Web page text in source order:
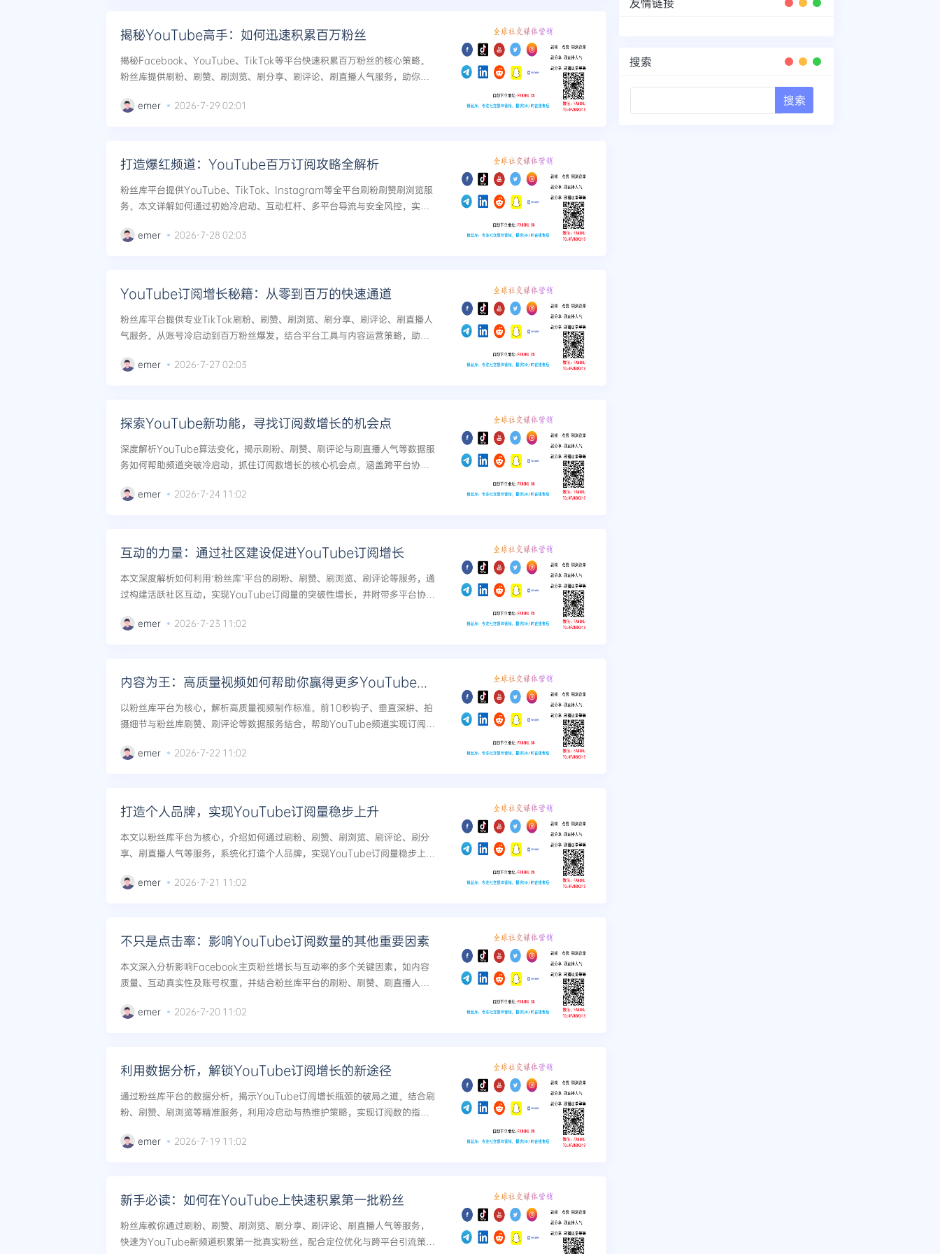
揭秘YouTube高手：如何迅速积累百万粉丝
揭秘Facebook、YouTube、TikTok等平台快速积累百万粉丝的核心策略。
粉丝库提供刷粉、刷赞、刷浏览、刷分享、刷评论、刷直播人气服务，助你从
emer 2026-7-29 02:01
打造爆红频道：YouTube百万订阅攻略全解析
粉丝库平台提供YouTube、TikTok、Instagram等全平台刷粉刷赞刷浏览服
务。本文详解如何通过初始冷启动、互动杠杆、多平台导流与安全风控，实现Y
emer 2026-7-28 02:03
YouTube订阅增长秘籍：从零到百万的快速通道
粉丝库平台提供专业TikTok刷粉、刷赞、刷浏览、刷分享、刷评论、刷直播人
气服务。从账号冷启动到百万粉丝爆发，结合平台工具与内容运营策略，助你
emer 2026-7-27 02:03
探索YouTube新功能，寻找订阅数增长的机会点
深度解析YouTube算法变化，揭示刷粉、刷赞、刷评论与刷直播人气等数据服
务如何帮助频道突破冷启动，抓住订阅数增长的核心机会点。涵盖跨平台协
emer 2026-7-24 11:02
互动的力量：通过社区建设促进YouTube订阅增长
本文深度解析如何利用‘粉丝库’平台的刷粉、刷赞、刷浏览、刷评论等服务，通
过构建活跃社区互动，实现YouTube订阅量的突破性增长，并附带多平台协同
emer 2026-7-23 11:02
内容为王：高质量视频如何帮助你赢得更多YouTube订阅者
以粉丝库平台为核心，解析高质量视频制作标准。前10秒钩子、垂直深耕、拍
摄细节与粉丝库刷赞、刷评论等数据服务结合，帮助YouTube频道实现订阅量
emer 2026-7-22 11:02
打造个人品牌，实现YouTube订阅量稳步上升
本文以粉丝库平台为核心，介绍如何通过刷粉、刷赞、刷浏览、刷评论、刷分
享、刷直播人气等服务，系统化打造个人品牌，实现YouTube订阅量稳步上
emer 2026-7-21 11:02
不只是点击率：影响YouTube订阅数量的其他重要因素
本文深入分析影响Facebook主页粉丝增长与互动率的多个关键因素，如内容
质量、互动真实性及账号权重，并结合粉丝库平台的刷粉、刷赞、刷直播人气
emer 2026-7-20 11:02
利用数据分析，解锁YouTube订阅增长的新途径
通过粉丝库平台的数据分析，揭示YouTube订阅增长瓶颈的破局之道。结合刷
粉、刷赞、刷浏览等精准服务，利用冷启动与热维护策略，实现订阅数的指数
emer 2026-7-19 11:02
新手必读：如何在YouTube上快速积累第一批粉丝
粉丝库教你通过刷粉、刷赞、刷浏览、刷分享、刷评论、刷直播人气等服务，
快速为YouTube新频道积累第一批真实粉丝，配合定位优化与跨平台引流策
搜索